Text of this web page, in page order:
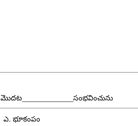
మొదట_____________సంభవించును
ఎ. భూకంపం